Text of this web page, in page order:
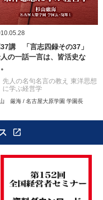
講 「言志四録その37」
の一話一言は、皆活史な
先人の名句名言の教え 東洋思想
に学ぶ経営学
厳海 / 名古屋大原学園 学園長
open_in_new